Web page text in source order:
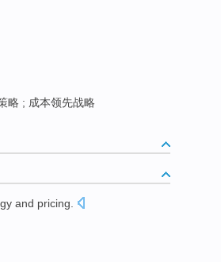
略 ; 成本领先战略
and pricing.